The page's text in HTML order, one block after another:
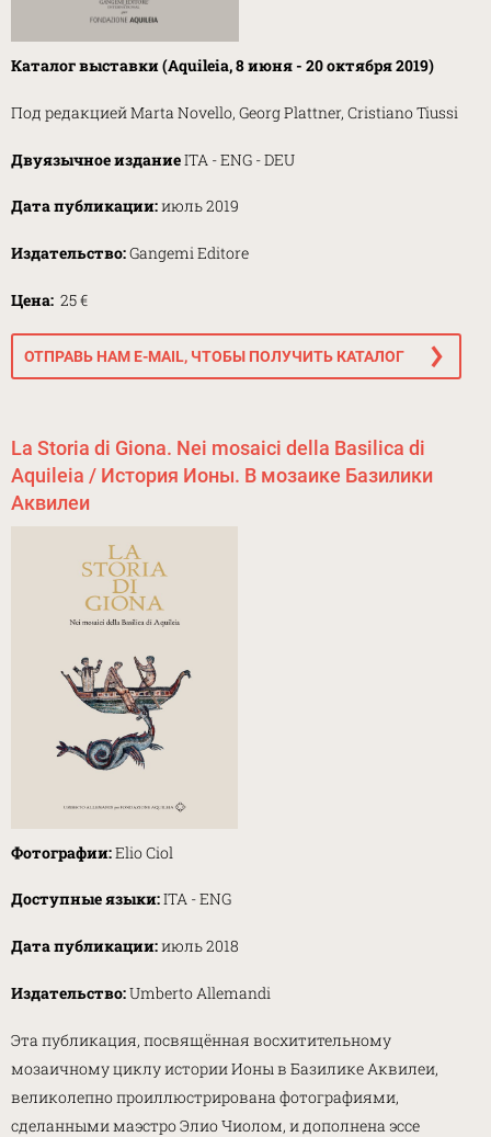
Каталог выставки (Aquileia, 8 июня - 20 октября 2019)
Под редакцией Marta Novello, Georg Plattner, Cristiano Tiussi
Двуязычное изданиеITA - ENG - DEU
Дата публикации:июль 2019
Издательство:Gangemi Editore
Цена: 25 €
ОТПРАВЬ НАМ E-MAIL, ЧТОБЫ ПОЛУЧИТЬ КАТАЛОГ
La Storia di Giona. Nei mosaici della Basilica di
Aquileia / История Ионы. В мозаике Базилики
Аквилеи
Фотографии:Elio Ciol
Доступные языки:ITA - ENG
Дата публикации:июль 2018
Издательство:Umberto Allemandi
Эта публикация, посвящённая восхитительному
мозаичному циклу истории Ионы в Базилике Аквилеи,
великолепно проиллюстрирована фотографиями,
сделанными маэстро Элио Чиолом, и дополнена эссе